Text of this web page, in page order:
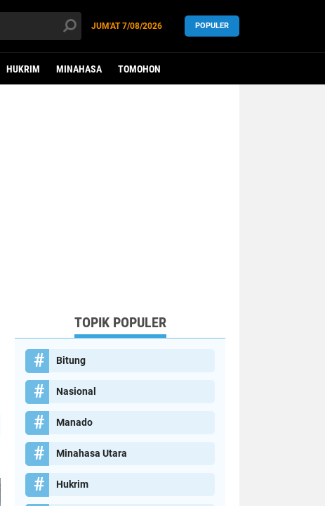
JUM'AT7/08/2026 POPULER
HUKRIM MINAHASA TOMOHON
TOPIK POPULER
Bitung
Nasional
Manado
Minahasa Utara
Hukrim